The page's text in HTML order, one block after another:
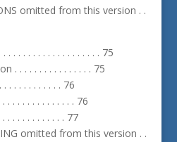
omitted from this version . .
. . . . . . . . . . . . . . . . . . 75
. . . . . . . . . . . . . . . . 75
. . . . . . . . . . . 76
. . . . . . . . . . . . . 76
. . . . . . . . . . . . 77
omitted from this version . .